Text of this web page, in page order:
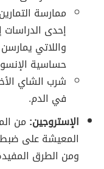
ممارسة
إحدى الدراسات
واللاتي
حساسية الإنسولين
شرب الشاي
في الدم.
الإستروجين: من
المعيشة على
ومن الطرق